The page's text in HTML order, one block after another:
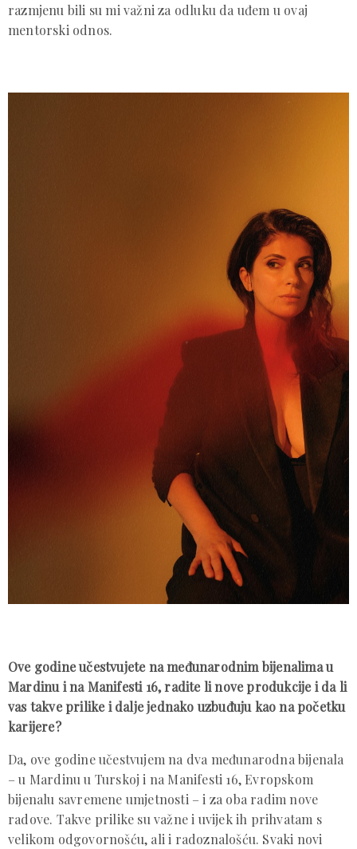
razmjenu bili su mi važni za odluku da uđem u ovaj
mentorski odnos.
Ove godine učestvujete na međunarodnim bijenalima u
Mardinu i na Manifesti 16, radite li nove produkcije i da li
vas takve prilike i dalje jednako uzbuđuju kao na početku
karijere?
Da, ove godine učestvujem na dva međunarodna bijenala
– u Mardinu u Turskoj i na Manifesti 16, Evropskom
bijenalu savremene umjetnosti – i za oba radim nove
radove. Takve prilike su važne i uvijek ih prihvatam s
velikom odgovornošću, ali i radoznalošću. Svaki novi